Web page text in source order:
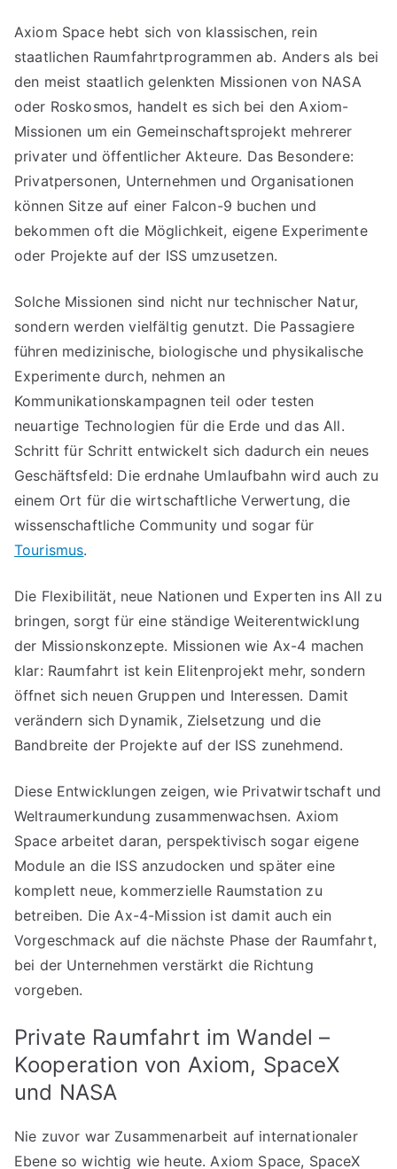
Axiom Space hebt sich von klassischen, rein
staatlichen Raumfahrtprogrammen ab. Anders als bei
den meist staatlich gelenkten Missionen von NASA
oder Roskosmos, handelt es sich bei den Axiom-
Missionen um ein Gemeinschaftsprojekt mehrerer
privater und öffentlicher Akteure. Das Besondere:
Privatpersonen, Unternehmen und Organisationen
können Sitze auf einer Falcon-9 buchen und
bekommen oft die Möglichkeit, eigene Experimente
oder Projekte auf der ISS umzusetzen.
Solche Missionen sind nicht nur technischer Natur,
sondern werden vielfältig genutzt. Die Passagiere
führen medizinische, biologische und physikalische
Experimente durch, nehmen an
Kommunikationskampagnen teil oder testen
neuartige Technologien für die Erde und das All.
Schritt für Schritt entwickelt sich dadurch ein neues
Geschäftsfeld: Die erdnahe Umlaufbahn wird auch zu
einem Ort für die wirtschaftliche Verwertung, die
wissenschaftliche Community und sogar für
Tourismus.
Die Flexibilität, neue Nationen und Experten ins All zu
bringen, sorgt für eine ständige Weiterentwicklung
der Missionskonzepte. Missionen wie Ax-4 machen
klar: Raumfahrt ist kein Elitenprojekt mehr, sondern
öffnet sich neuen Gruppen und Interessen. Damit
verändern sich Dynamik, Zielsetzung und die
Bandbreite der Projekte auf der ISS zunehmend.
Diese Entwicklungen zeigen, wie Privatwirtschaft und
Weltraumerkundung zusammenwachsen. Axiom
Space arbeitet daran, perspektivisch sogar eigene
Module an die ISS anzudocken und später eine
komplett neue, kommerzielle Raumstation zu
betreiben. Die Ax-4-Mission ist damit auch ein
Vorgeschmack auf die nächste Phase der Raumfahrt,
bei der Unternehmen verstärkt die Richtung
vorgeben.
Private Raumfahrt im Wandel –
Kooperation von Axiom, SpaceX
und NASA
Nie zuvor war Zusammenarbeit auf internationaler
Ebene so wichtig wie heute. Axiom Space, SpaceX